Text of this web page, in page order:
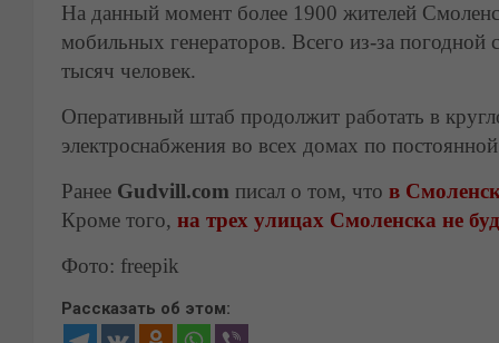
На данный момент более 1900 жителей
мобильных генераторов. Всего из-за погодной
тысяч человек.
Оперативный штаб продолжит работать в
электроснабжения во всех домах по
Ранее Gudvill.com писал о том, что в
Кроме того, на трех улицах Смоленска не
Фото: freepik
Рассказать об этом: